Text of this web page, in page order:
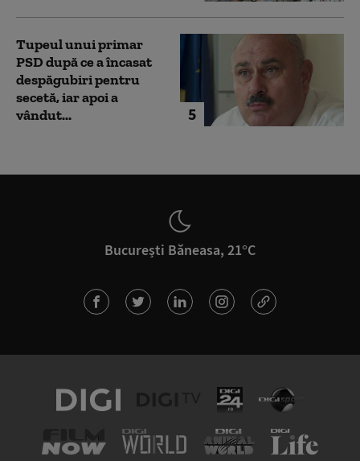
5
Tupeul unui primar
PSD după ce a încasat
despăgubiri pentru
secetă, iar apoi a
vândut...
București Băneasa, 21°C